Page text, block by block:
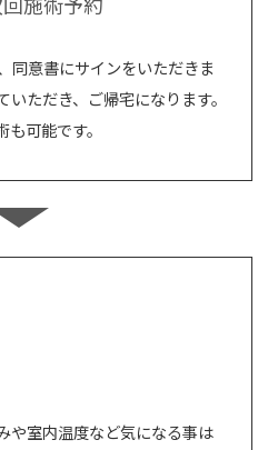
同意書にサインをいただきま
ただき、ご帰宅になります。
可能です。
や室内温度など気になる事は